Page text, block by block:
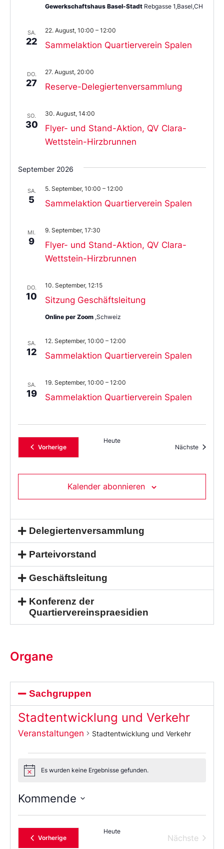
Gewerkschaftshaus Basel-Stadt Rebgasse 1,Basel,CH
SA.
22 Sammelaktion Quartierverein Spalen
22. August, 10:00 – 12:00
DO.
27 Reserve-Delegiertenversammlung
27. August, 20:00
SO.
30
Flyer- und Stand-Aktion, QV Clara-
Wettstein-Hirzbrunnen
30. August, 14:00
September 2026
SA.
5 Sammelaktion Quartierverein Spalen
5. September, 10:00 – 12:00
MI.
9
Flyer- und Stand-Aktion, QV Clara-
Wettstein-Hirzbrunnen
9. September, 17:30
DO.
10 Sitzung Geschäftsleitung
10. September, 12:15
Online per Zoom ,Schweiz
SA.
12 Sammelaktion Quartierverein Spalen
12. September, 10:00 – 12:00
SA.
19 Sammelaktion Quartierverein Spalen
19. September, 10:00 – 12:00
VorherigeVeranstaltungen
Heute
Nächste
Kalender abonnieren
Delegiertenversammlung
Parteivorstand
Geschäftsleitung
Konferenz der
Quartiervereinspraesidien
Organe
Sachgruppen
Stadtentwicklung und Verkehr
Veranstaltungen Stadtentwicklung und Verkehr
NoticeEs wurden keine Ergebnisse gefunden.
Kommende
Sie
das
Datum
aus.
VorherigeVeranstaltungen
Heute
Nächste